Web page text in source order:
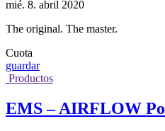
mié. 8. abril 2020
The original. The master.
Cuota
guardar
Productos
EMS – AIRFLOW